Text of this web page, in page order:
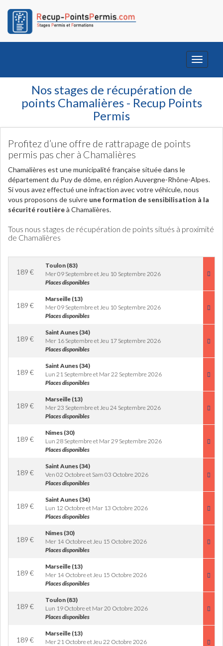
Toggle
Nos stages de récupération de
points Chamalières - Recup Points
Permis
Profitez d’une offre de rattrapage de points
permis pas cher à Chamalières
Chamalières est une municipalité française située dans le
département du Puy de dôme, en région Auvergne-Rhône-Alpes.
Si vous avez effectué une infraction avec votre véhicule, nous
vous proposons de suivre une formation de sensibilisation à la
sécurité routièreà Chamalières.
Tous nous stages de récupération de points situés à proximité
de Chamalières
189 €
Toulon (83)
Mer 09 Septembre et Jeu 10 Septembre 2026
Places disponibles
189 €
Marseille (13)
Mer 09 Septembre et Jeu 10 Septembre 2026
Places disponibles
189 €
Saint Aunes (34)
Mer 16 Septembre et Jeu 17 Septembre 2026
Places disponibles
189 €
Saint Aunes (34)
Lun 21 Septembre et Mar 22 Septembre 2026
Places disponibles
189 €
Marseille (13)
Mer 23 Septembre et Jeu 24 Septembre 2026
Places disponibles
189 €
Nimes (30)
Lun 28 Septembre et Mar 29 Septembre 2026
Places disponibles
189 €
Saint Aunes (34)
Ven 02 Octobre et Sam 03 Octobre 2026
Places disponibles
189 €
Saint Aunes (34)
Lun 12 Octobre et Mar 13 Octobre 2026
Places disponibles
189 €
Nimes (30)
Mer 14 Octobre et Jeu 15 Octobre 2026
Places disponibles
189 €
Marseille (13)
Mer 14 Octobre et Jeu 15 Octobre 2026
Places disponibles
189 €
Toulon (83)
Lun 19 Octobre et Mar 20 Octobre 2026
Places disponibles
189 €
Marseille (13)
Mer 21 Octobre et Jeu 22 Octobre 2026